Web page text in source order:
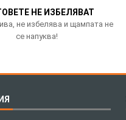
НЕ ИЗБЕЛЯВАТ
не избелява и щампата не
се напуква!